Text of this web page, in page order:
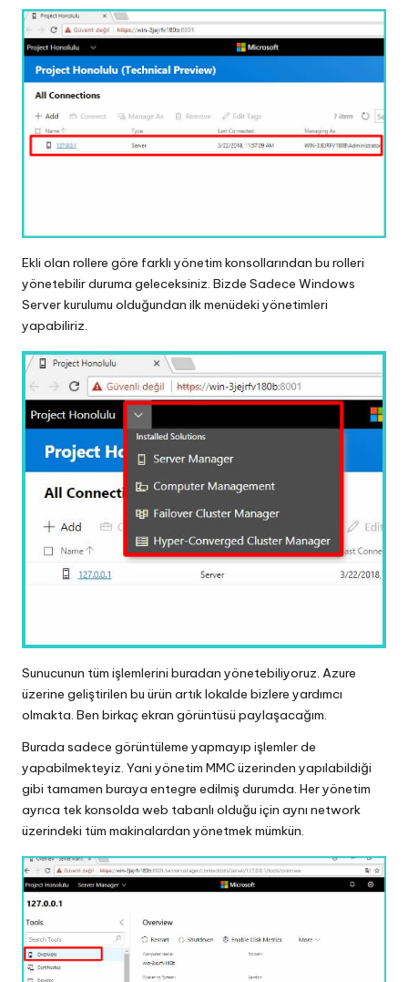
Ekli olan rollere göre farklı yönetim konsollarından bu rolleri
yönetebilir duruma geleceksiniz. Bizde Sadece Windows
Server kurulumu olduğundan ilk menüdeki yönetimleri
yapabiliriz.
Sunucunun tüm işlemlerini buradan yönetebiliyoruz. Azure
üzerine geliştirilen bu ürün artık lokalde bizlere yardımcı
olmakta. Ben birkaç ekran görüntüsü paylaşacağım.
Burada sadece görüntüleme yapmayıp işlemler de
yapabilmekteyiz. Yani yönetim MMC üzerinden yapılabildiği
gibi tamamen buraya entegre edilmiş durumda. Her yönetim
ayrıca tek konsolda web tabanlı olduğu için aynı network
üzerindeki tüm makinalardan yönetmek mümkün.